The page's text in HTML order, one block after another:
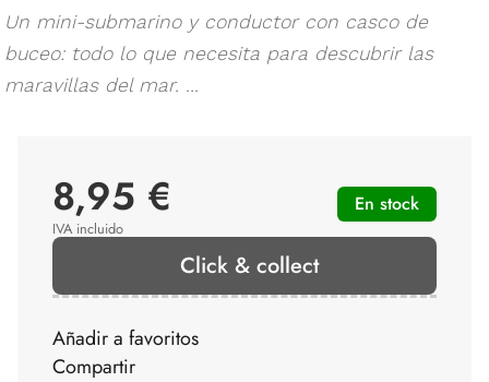
Un mini-submarino y conductor con casco de
buceo: todo lo que necesita para descubrir las
maravillas del mar. ...
8,95 €
IVA incluido
En stock
Click & collect
Añadir a favoritos
Compartir